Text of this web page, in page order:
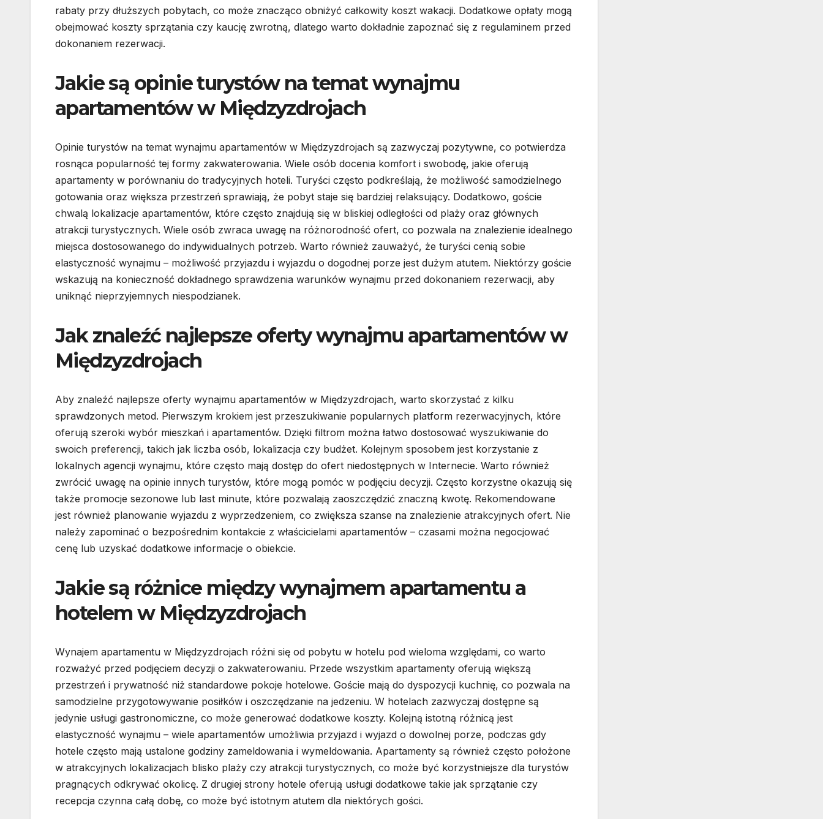
rabaty przy dłuższych pobytach, co może znacząco obniżyć całkowity koszt wakacji. Dodatkowe opłaty mogą
obejmować koszty sprzątania czy kaucję zwrotną, dlatego warto dokładnie zapoznać się z regulaminem przed
dokonaniem rezerwacji.
Jakie są opinie turystów na temat wynajmu
apartamentów w Międzyzdrojach
Opinie turystów na temat wynajmu apartamentów w Międzyzdrojach są zazwyczaj pozytywne, co potwierdza
rosnąca popularność tej formy zakwaterowania. Wiele osób docenia komfort i swobodę, jakie oferują
apartamenty w porównaniu do tradycyjnych hoteli. Turyści często podkreślają, że możliwość samodzielnego
gotowania oraz większa przestrzeń sprawiają, że pobyt staje się bardziej relaksujący. Dodatkowo, goście
chwalą lokalizacje apartamentów, które często znajdują się w bliskiej odległości od plaży oraz głównych
atrakcji turystycznych. Wiele osób zwraca uwagę na różnorodność ofert, co pozwala na znalezienie idealnego
miejsca dostosowanego do indywidualnych potrzeb. Warto również zauważyć, że turyści cenią sobie
elastyczność wynajmu – możliwość przyjazdu i wyjazdu o dogodnej porze jest dużym atutem. Niektórzy goście
wskazują na konieczność dokładnego sprawdzenia warunków wynajmu przed dokonaniem rezerwacji, aby
uniknąć nieprzyjemnych niespodzianek.
Jak znaleźć najlepsze oferty wynajmu apartamentów w
Międzyzdrojach
Aby znaleźć najlepsze oferty wynajmu apartamentów w Międzyzdrojach, warto skorzystać z kilku
sprawdzonych metod. Pierwszym krokiem jest przeszukiwanie popularnych platform rezerwacyjnych, które
oferują szeroki wybór mieszkań i apartamentów. Dzięki filtrom można łatwo dostosować wyszukiwanie do
swoich preferencji, takich jak liczba osób, lokalizacja czy budżet. Kolejnym sposobem jest korzystanie z
lokalnych agencji wynajmu, które często mają dostęp do ofert niedostępnych w Internecie. Warto również
zwrócić uwagę na opinie innych turystów, które mogą pomóc w podjęciu decyzji. Często korzystne okazują się
także promocje sezonowe lub last minute, które pozwalają zaoszczędzić znaczną kwotę. Rekomendowane
jest również planowanie wyjazdu z wyprzedzeniem, co zwiększa szanse na znalezienie atrakcyjnych ofert. Nie
należy zapominać o bezpośrednim kontakcie z właścicielami apartamentów – czasami można negocjować
cenę lub uzyskać dodatkowe informacje o obiekcie.
Jakie są różnice między wynajmem apartamentu a
hotelem w Międzyzdrojach
Wynajem apartamentu w Międzyzdrojach różni się od pobytu w hotelu pod wieloma względami, co warto
rozważyć przed podjęciem decyzji o zakwaterowaniu. Przede wszystkim apartamenty oferują większą
przestrzeń i prywatność niż standardowe pokoje hotelowe. Goście mają do dyspozycji kuchnię, co pozwala na
samodzielne przygotowywanie posiłków i oszczędzanie na jedzeniu. W hotelach zazwyczaj dostępne są
jedynie usługi gastronomiczne, co może generować dodatkowe koszty. Kolejną istotną różnicą jest
elastyczność wynajmu – wiele apartamentów umożliwia przyjazd i wyjazd o dowolnej porze, podczas gdy
hotele często mają ustalone godziny zameldowania i wymeldowania. Apartamenty są również często położone
w atrakcyjnych lokalizacjach blisko plaży czy atrakcji turystycznych, co może być korzystniejsze dla turystów
pragnących odkrywać okolicę. Z drugiej strony hotele oferują usługi dodatkowe takie jak sprzątanie czy
recepcja czynna całą dobę, co może być istotnym atutem dla niektórych gości.